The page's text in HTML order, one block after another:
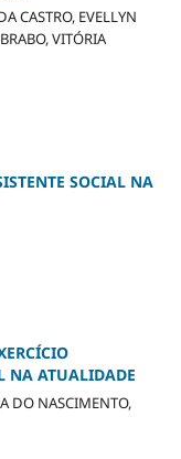
CASTRO, EVELLYN
VITÓRIA
SOCIAL NA
NA ATUALIDADE
DO NASCIMENTO,